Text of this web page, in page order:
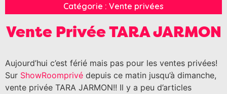
Catégorie : Vente privées
Vente Privée TARA JARMON
Aujourd’hui c’est férié mais pas pour les ventes privées!
Sur ShowRoomprivé depuis ce matin jusqu’à dimanche,
vente privée TARA JARMON!! Il y a peu d’articles